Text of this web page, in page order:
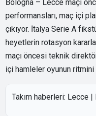
Bologna – Lecce maçı
performansları, maç içi
çıkıyor. İtalya Serie A
heyetlerin rotasyon
maçı öncesi teknik
içi hamleler oyunun
Takım haberleri: Lecce |